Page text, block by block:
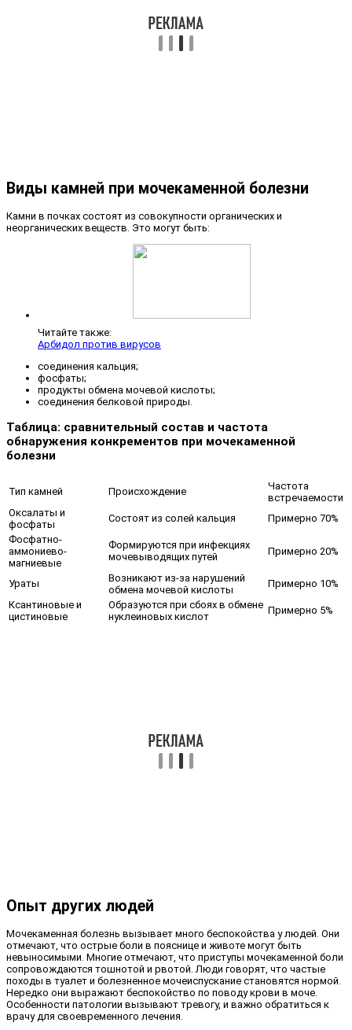
Виды камней при мочекаменной болезни
Камни в почках состоят из совокупности органических и
неорганических веществ. Это могут быть:
Читайте также:
Арбидол против вирусов
соединения кальция;
фосфаты;
продукты обмена мочевой кислоты;
соединения белковой природы.
Таблица: сравнительный состав и частота
обнаружения конкрементов при мочекаменной
болезни
Тип камней Происхождение
Частота
встречаемости
Оксалаты и
фосфаты
Состоят из солей кальция
Примерно 70%
Фосфатно-
аммониево-
магниевые
Формируются при инфекциях
мочевыводящих путей
Примерно 20%
Ураты
Возникают из-за нарушений
обмена мочевой кислоты
Примерно 10%
Ксантиновые и
цистиновые
Образуются при сбоях в обмене
нуклеиновых кислот
Примерно 5%
Опыт других людей
Мочекаменная болезнь вызывает много беспокойства у людей. Они
отмечают, что острые боли в пояснице и животе могут быть
невыносимыми. Многие отмечают, что приступы мочекаменной боли
сопровождаются тошнотой и рвотой. Люди говорят, что частые
походы в туалет и болезненное мочеиспускание становятся нормой.
Нередко они выражают беспокойство по поводу крови в моче.
Особенности патологии вызывают тревогу, и важно обратиться к
врачу для своевременного лечения.